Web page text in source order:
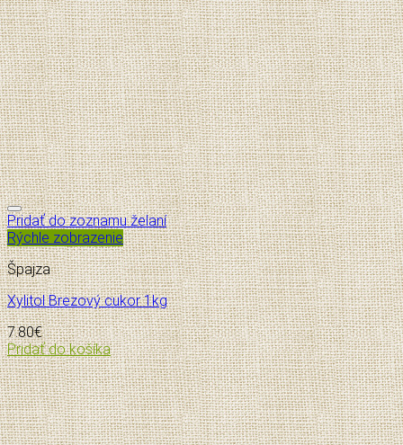
Pridať do zoznamu želaní
Rýchle zobrazenie
Špajza
Xylitol Brezový cukor 1kg
7.80€
Pridať do košíka